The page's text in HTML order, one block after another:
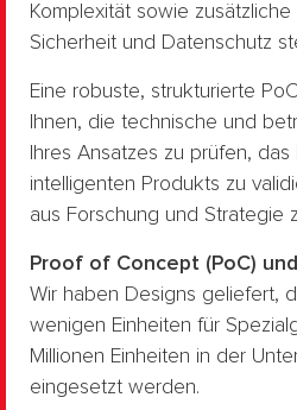
Komplexität sowie
Sicherheit und Datenschutz
Eine robuste, strukturierte
Ihnen, die technische und
Ihres Ansatzes zu prüfen,
intelligenten Produkts zu
aus Forschung und Strategie
Proof of Concept (PoC)
Wir haben Designs geliefert,
wenigen Einheiten für
Millionen Einheiten in der
eingesetzt werden.